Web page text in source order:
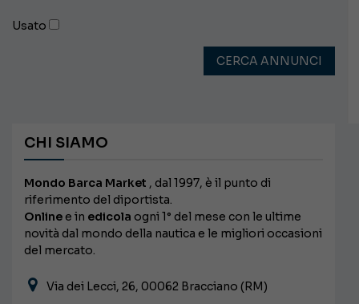
Usato
CERCA ANNUNCI
CHI SIAMO
Mondo Barca Market , dal 1997, è il punto di
riferimento del diportista.
Online e in edicola ogni 1° del mese con le ultime
novità dal mondo della nautica e le migliori occasioni
del mercato.
Via dei Lecci, 26, 00062 Bracciano (RM)